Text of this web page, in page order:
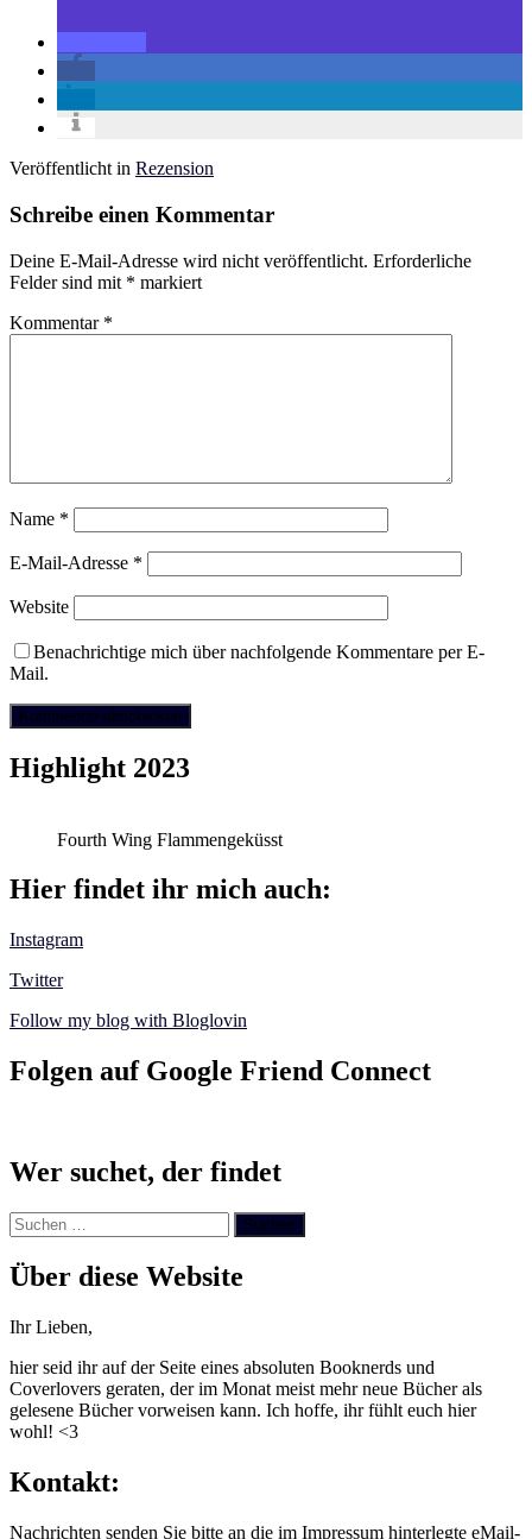
Veröffentlicht in Rezension
Schreibe einen Kommentar
Deine E-Mail-Adresse wird nicht veröffentlicht. Erforderliche
Felder sind mit * markiert
Kommentar *
Name *
E-Mail-Adresse *
Website
Benachrichtige mich über nachfolgende Kommentare per E-
Mail.
Highlight 2023
Fourth Wing Flammengeküsst
Hier findet ihr mich auch:
Instagram
Twitter
Follow my blog with Bloglovin
Folgen auf Google Friend Connect
Wer suchet, der findet
Suchen
nach:
Über diese Website
Ihr Lieben,
hier seid ihr auf der Seite eines absoluten Booknerds und
Coverlovers geraten, der im Monat meist mehr neue Bücher als
gelesene Bücher vorweisen kann. Ich hoffe, ihr fühlt euch hier
wohl! <3
Kontakt:
Nachrichten senden Sie bitte an die im Impressum hinterlegte eMail-